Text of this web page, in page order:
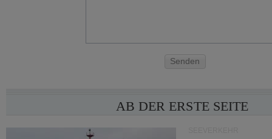
Senden
AB DER ERSTE SEITE